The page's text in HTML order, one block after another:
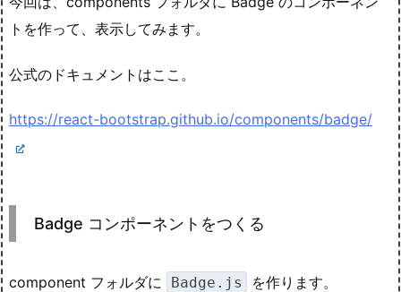
トを作って、表示してみます。
公式のドキュメントはここ。
https://react-bootstrap.github.io/components/badge/
Badge コンポーネントをつくる
component フォルダに Badge.js を作ります。